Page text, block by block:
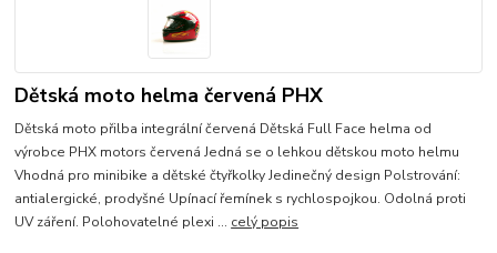
Dětská moto helma červená PHX
Dětská moto přilba integrální červená Dětská Full Face helma od
výrobce PHX motors červená Jedná se o lehkou dětskou moto helmu
Vhodná pro minibike a dětské čtyřkolky Jedinečný design Polstrování:
antialergické, prodyšné Upínací řemínek s rychlospojkou. Odolná proti
UV záření. Polohovatelné plexi ... celý popis